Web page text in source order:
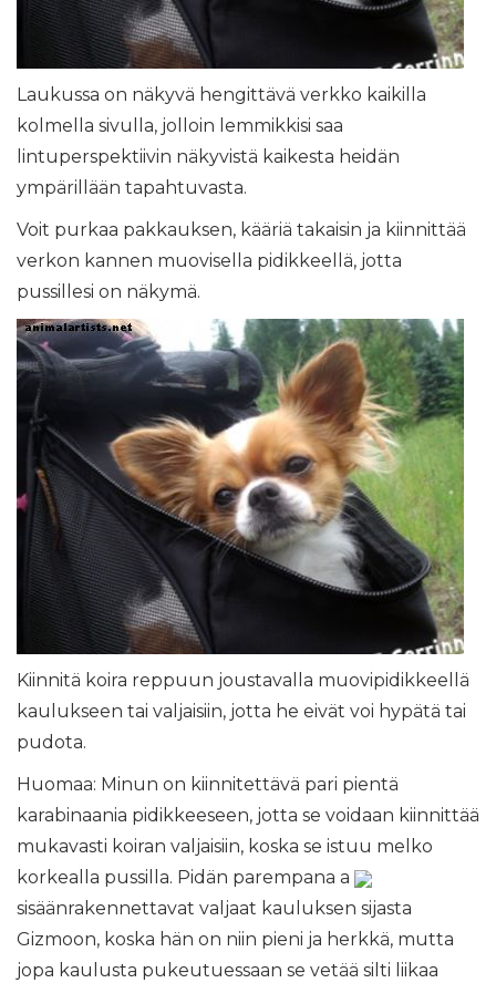
Laukussa on näkyvä hengittävä verkko kaikilla
kolmella sivulla, jolloin lemmikkisi saa
lintuperspektiivin näkyvistä kaikesta heidän
ympärillään tapahtuvasta.
Voit purkaa pakkauksen, kääriä takaisin ja kiinnittää
verkon kannen muovisella pidikkeellä, jotta
pussillesi on näkymä.
Kiinnitä koira reppuun joustavalla muovipidikkeellä
kaulukseen tai valjaisiin, jotta he eivät voi hypätä tai
pudota.
Huomaa: Minun on kiinnitettävä pari pientä
karabinaania pidikkeeseen, jotta se voidaan kiinnittää
mukavasti koiran valjaisiin, koska se istuu melko
korkealla pussilla. Pidän parempana a
sisäänrakennettavat valjaat kauluksen sijasta
Gizmoon, koska hän on niin pieni ja herkkä, mutta
jopa kaulusta pukeutuessaan se vetää silti liikaa